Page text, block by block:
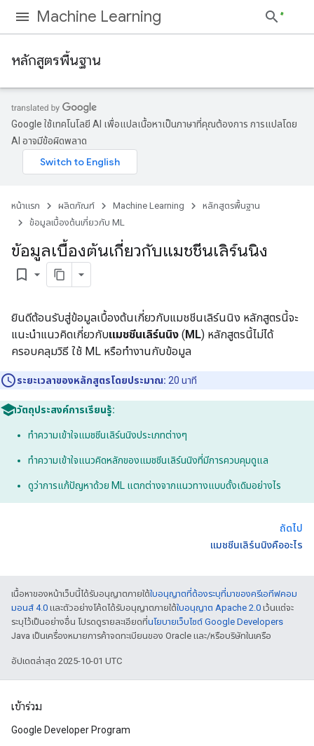
Machine Learning
หลักสูตรพื้นฐาน
Google ใช้เทคโนโลยี AI เพื่อแปลเนื้อหาเป็นภาษาที่คุณต้องการ การแปลโดย
AI อาจมีข้อผิดพลาด
หน้าแรก ผลิตภัณฑ์ Machine Learning
หลักสูตรพื้นฐาน
ข้อมูลเบื้องต้นเกี่ยวกับ ML
ข้อมูลเบื้องต้นเกี่ยวกับแมชชีนเลิร์นนิง
bookmark_border
ยินดีต้อนรับสู่ข้อมูลเบื้องต้นเกี่ยวกับแมชชีนเลิร์นนิง หลักสูตรนี้จะ
แนะนำแนวคิดเกี่ยวกับแมชชีนเลิร์นนิง (ML) หลักสูตรนี้ไม่ได้
ครอบคลุมวิธี ใช้ ML หรือทำงานกับข้อมูล
ระยะเวลาของหลักสูตรโดยประมาณ: 20 นาที
วัตถุประสงค์การเรียนรู้:
ทำความเข้าใจแมชชีนเลิร์นนิงประเภทต่างๆ
ทําความเข้าใจแนวคิดหลักของแมชชีนเลิร์นนิงที่มีการควบคุมดูแล
ดูว่าการแก้ปัญหาด้วย ML แตกต่างจากแนวทางแบบดั้งเดิมอย่างไร
ถัดไป
แมชชีนเลิร์นนิงคืออะไร
เนื้อหาของหน้าเว็บนี้ได้รับอนุญาตภายใต้ใบอนุญาตที่ต้องระบุที่มาของครีเอทีฟคอม
มอนส์ 4.0 และตัวอย่างโค้ดได้รับอนุญาตภายใต้ใบอนุญาต Apache 2.0 เว้นแต่จะ
ระบุไว้เป็นอย่างอื่น โปรดดูรายละเอียดที่นโยบายเว็บไซต์ Google Developers
Java เป็นเครื่องหมายการค้าจดทะเบียนของ Oracle และ/หรือบริษัทในเครือ
อัปเดตล่าสุด 2025-10-01 UTC
เข้าร่วม
Google Developer Program